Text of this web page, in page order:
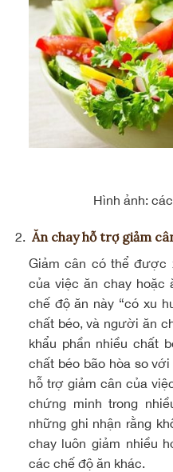
Hình ảnh:
Ăn chay hỗ trợ giảm
Giảm cân có thể được
của việc ăn chay hoặc
chế độ ăn này “có xu
chất béo, và người ăn
khẩu phần nhiều chất
chất béo bão hòa so
hỗ trợ giảm cân của
chứng minh trong
những ghi nhận rằng
chay luôn giảm nhiều
các chế độ ăn khác.